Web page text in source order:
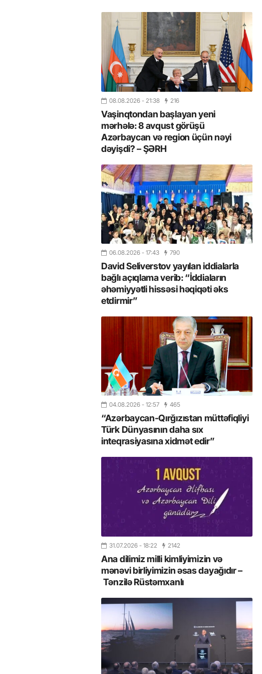
08.08.2026 - 21:38 216
Vaşinqtondan başlayan yeni
mərhələ: 8 avqust görüşü
Azərbaycan və region üçün nəyi
dəyişdi? – ŞƏRH
06.08.2026 - 17:43 790
David Seliverstov yayılan iddialarla
bağlı açıqlama verib: “İddiaların
əhəmiyyətli hissəsi həqiqəti əks
etdirmir”
04.08.2026 - 12:57 465
“Azərbaycan-Qırğızıstan müttəfiqliyi
Türk Dünyasının daha sıx
inteqrasiyasına xidmət edir”
31.07.2026 - 18:22 2142
Ana dilimiz milli kimliyimizin və
mənəvi birliyimizin əsas dayağıdır –
Tənzilə Rüstəmxanlı